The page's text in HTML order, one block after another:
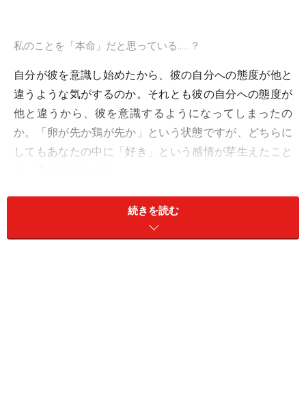
私のことを「本命」だと思っている……？
自分が彼を意識し始めたから、彼の自分への態度が他と
違うような気がするのか。それとも彼の自分への態度が
他と違うから、彼を意識するようになってしまったの
か。「卵が先か鶏が先か」という状態ですが、どちらに
してもあなたの中に「好き」という感情が芽生えたこと
他の女性より自分に優しいと感じるのであれば、彼があ
なたに好意を抱いているのは確実。しかしそれが本気な
続きを読む